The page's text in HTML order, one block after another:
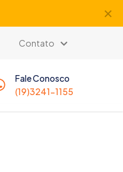
✕
Contato
Fale Conosco
(19)3241-1155